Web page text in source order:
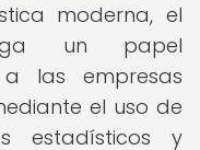
moderna, el
un papel
las empresas
el uso de
estadísticos y